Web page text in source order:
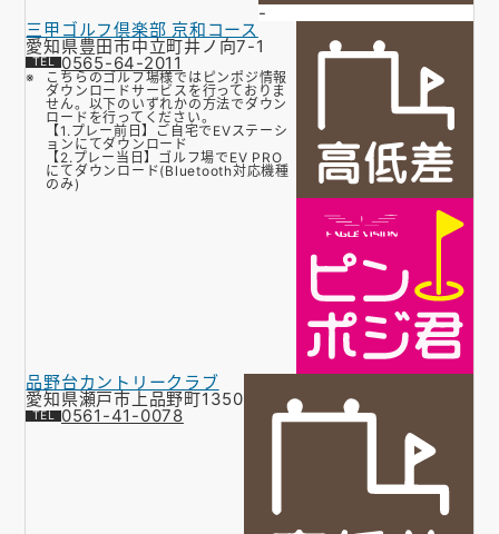
-
三甲ゴルフ倶楽部 京和コース
愛知県豊田市中立町井ノ向7-1
0565-64-2011
こちらのゴルフ場様ではピンポジ情報
ダウンロードサービスを行っておりま
せん。以下のいずれかの方法でダウン
ロードを行ってください。
【1.プレー前日】ご自宅でEVステーシ
ョンにてダウンロード
【2.プレー当日】ゴルフ場でEV PRO
にてダウンロード(Bluetooth対応機種
のみ)
品野台カントリークラブ
愛知県瀬戸市上品野町1350
0561-41-0078